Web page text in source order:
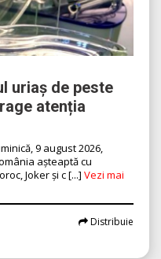
uriaș de peste
atenția
9 august 2026,
așteaptă cu
Joker și c [...] Vezi mai
Distribuie